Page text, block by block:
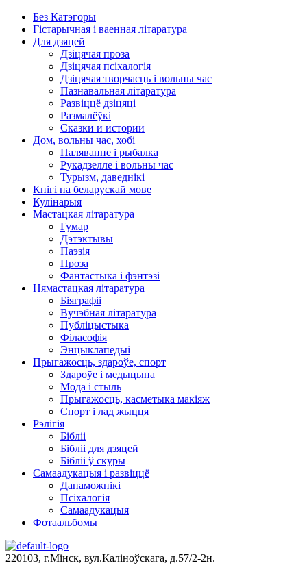
Без Катэгоры
Гістарычная і ваенная літаратура
Для дзяцей
Дзіцячая проза
Дзіцячая псіхалогія
Дзіцячая творчасць і вольны час
Пазнавальная літаратура
Развіццё дзіцяці
Размалёўкі
Сказки и истории
Дом, вольны час, хобі
Паляванне і рыбалка
Рукадзелле і вольны час
Турызм, даведнікі
Кнігі на беларускай мове
Кулінарыя
Мастацкая літаратура
Гумар
Дэтэктывы
Паэзія
Проза
Фантастыка і фэнтэзі
Нямастацкая літаратура
Біяграфіі
Вучэбная літаратура
Публіцыстыка
Філасофія
Энцыклапедыі
Прыгажосць, здароўе, спорт
Здароўе і медыцына
Мода і стыль
Прыгажосць, касметыка макіяж
Спорт і лад жыцця
Рэлігія
Бібліі
Бібліі для дзяцей
Бібліі ў скуры
Самаадукацыя і развіццё
Дапаможнікі
Псіхалогія
Самаадукацыя
Фотаальбомы
220103, г.Мінск, вул.Каліноўскага, д.57/2-2н.